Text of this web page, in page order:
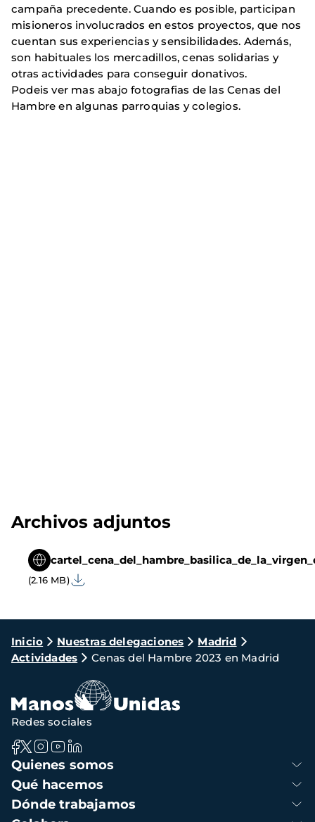
campaña precedente. Cuando es posible, participan
misioneros involucrados en estos proyectos, que nos
cuentan sus experiencias y sensibilidades. Además,
son habituales los mercadillos, cenas solidarias y
otras actividades para conseguir donativos.
Podeis ver mas abajo fotografias de las Cenas del
Hambre en algunas parroquias y colegios.
Archivos adjuntos
(2.16 MB)
Ruta
de
navegación
Inicio Nuestras delegaciones
Madrid
Actividades
Cenas del Hambre 2023 en Madrid
Navegación
principal
Quienes somos
Qué hacemos
Dónde trabajamos
Redes sociales